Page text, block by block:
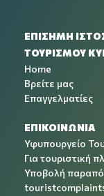
ΕΠΙΣΗΜΗ
ΤΟΥΡΙΣΜΟΥ
Home
Βρείτε μας
Επαγγελματίες
ΕΠΙΚΟΙΝΩΝΙΑ
Υφυπουργείο
Για τουριστική
Υποβολή